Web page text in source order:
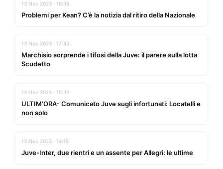
13 Nov 2023 · 18:59
Problemi per Kean? C’è la notizia dal ritiro della Nazionale
13 Nov 2023 · 17:43
Marchisio sorprende i tifosi della Juve: il parere sulla lotta
Scudetto
13 Nov 2023 · 15:30
ULTIM’ORA- Comunicato Juve sugli infortunati: Locatelli e
non solo
13 Nov 2023 · 14:18
Juve-Inter, due rientri e un assente per Allegri: le ultime